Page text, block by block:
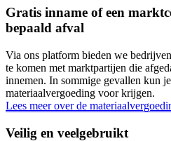
Gratis inname of een
bepaald afval
Via ons platform bieden we
te komen met marktpartijen die
innemen. In sommige gevallen kun
materiaalvergoeding voor krijgen.
Lees meer over de
Veilig en veelgebruikt